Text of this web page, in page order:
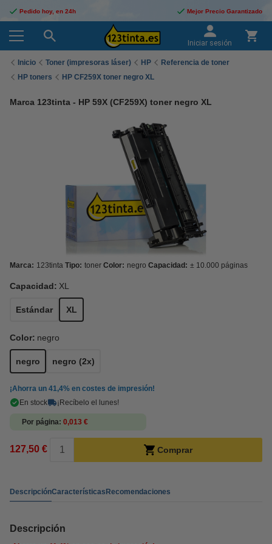
Pedido hoy, en 24h Mejor Precio Garantizado
Iniciar sesión
Inicio Toner (impresoras láser) HP
Referencia de toner
HP toners
HP CF259X toner negro XL
Marca 123tinta - HP 59X (CF259X) toner negro XL
Marca: 123tinta Tipo: toner Color: negro Capacidad: ± 10.000 páginas
Capacidad: XL
Estándar XL
Color: negro
negro negro (2x)
¡Ahorra un 41,4% en costes de impresión!
En stock
¡Recíbelo el lunes!
Por página 0,013 €
127,50 € Comprar
DescripciónCaracterísticasRecomendaciones
Descripción